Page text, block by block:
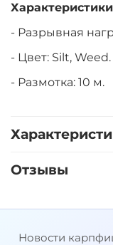
- Разрывная
- Цвет: Silt, Weed.
- Размотка: 10 м.
Отзывы
Новости